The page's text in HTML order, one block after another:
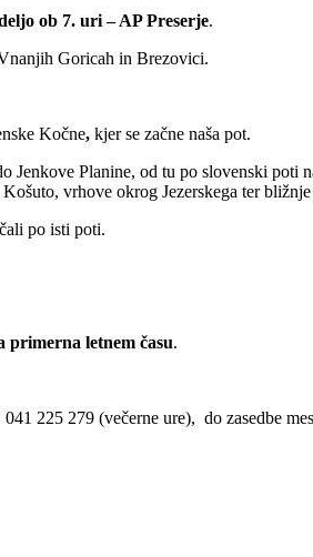
ob 7. uri – AP Preserje.
Goricah in Brezovici.
Kočne, kjer se začne naša pot.
Jenkove Planine, od tu po slovenski poti
vrhove okrog Jezerskega ter
po isti poti.
primerna letnem času.
225 279 (večerne ure), do zasedbe